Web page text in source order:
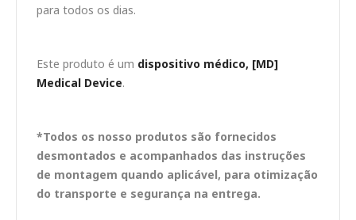
para todos os dias.
Este produto é um dispositivo médico, [MD]
Medical Device.
*Todos os nosso produtos são fornecidos
desmontados e acompanhados das instruções
de montagem quando aplicável, para otimização
do transporte e segurança na entrega.